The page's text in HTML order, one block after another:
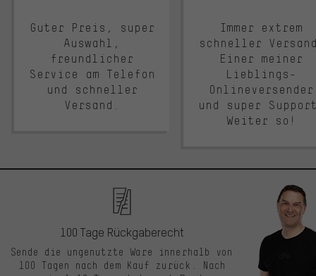
Guter Preis, super
Auswahl,
freundlicher
Service am Telefon
und schneller
Versand.
Immer extrem
schneller
Einer meiner
Lieblings-
Onlineversender
und super
Weiter so!
100 Tage Rückgaberecht
Sende die ungenutzte Ware innerhalb von
100 Tagen nach dem Kauf zurück. Nach